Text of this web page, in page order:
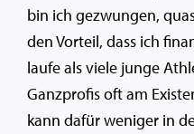
bin ich gezwungen,
den Vorteil, dass ich
laufe als viele junge
Ganzprofis oft am
kann dafür weniger in